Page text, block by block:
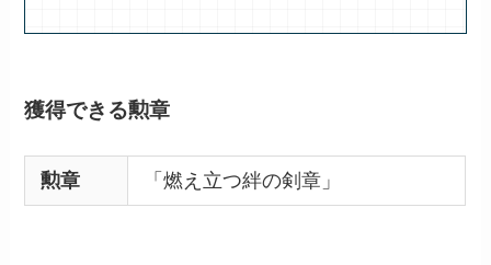
獲得できる勲章
勲章 「燃え立つ絆の剣章」